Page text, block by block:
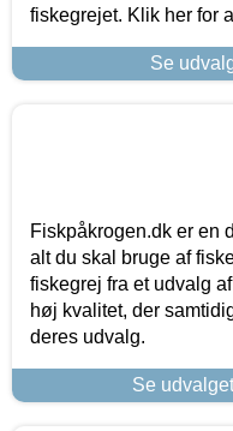
fiskegrejet. Klik her for
Se
Fiskpåkrogen.dk er en
alt du skal bruge af
fiskegrej fra et udvalg
høj kvalitet, der
deres udvalg.
Se